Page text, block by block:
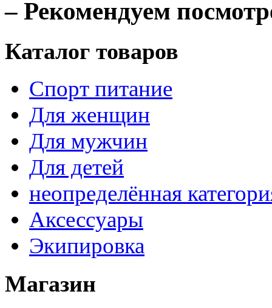
– Рекомендуем
Каталог товаров
Спорт питание
Для женщин
Для мужчин
Для детей
неопределённая
Аксессуары
Экипировка
Магазин